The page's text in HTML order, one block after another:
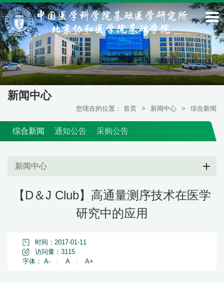
新闻中心
您现在的位置： 首页 > 新闻中心 > 综合新闻
综合新闻 通知公告 采购公告
新闻中心
【D＆J Club】高通量测序技术在医学
研究中的应用
时间：2017-01-11
访问量： 3115
字体： A- A A+